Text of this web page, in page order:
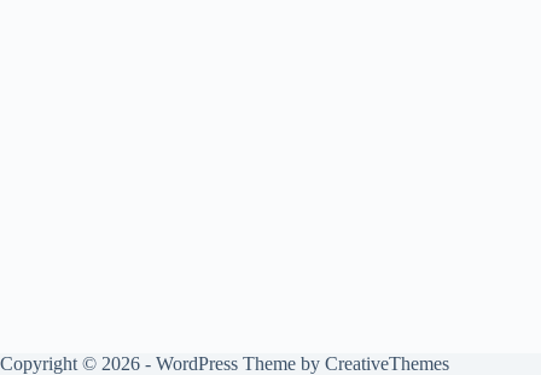
Copyright © 2026 - WordPress Theme by CreativeThemes